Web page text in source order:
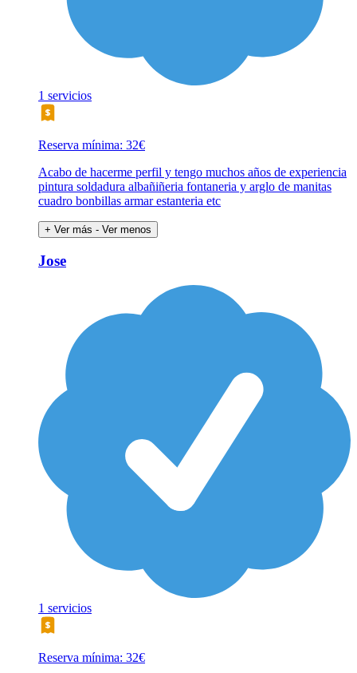
1 servicios
Reserva mínima: 32€
Acabo de hacerme perfil y tengo muchos años de experiencia
pintura soldadura albañiñeria fontaneria y arglo de manitas
cuadro bonbillas armar estanteria etc
+ Ver más - Ver menos
Jose
1 servicios
Reserva mínima: 32€